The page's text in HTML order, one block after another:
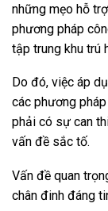
những mẹo hỗ
phương pháp
tập trung khu trú
Do đó, việc áp
các phương
phải có sự can
vấn đề sắc tố.
Vấn đề quan
chân đinh đáng